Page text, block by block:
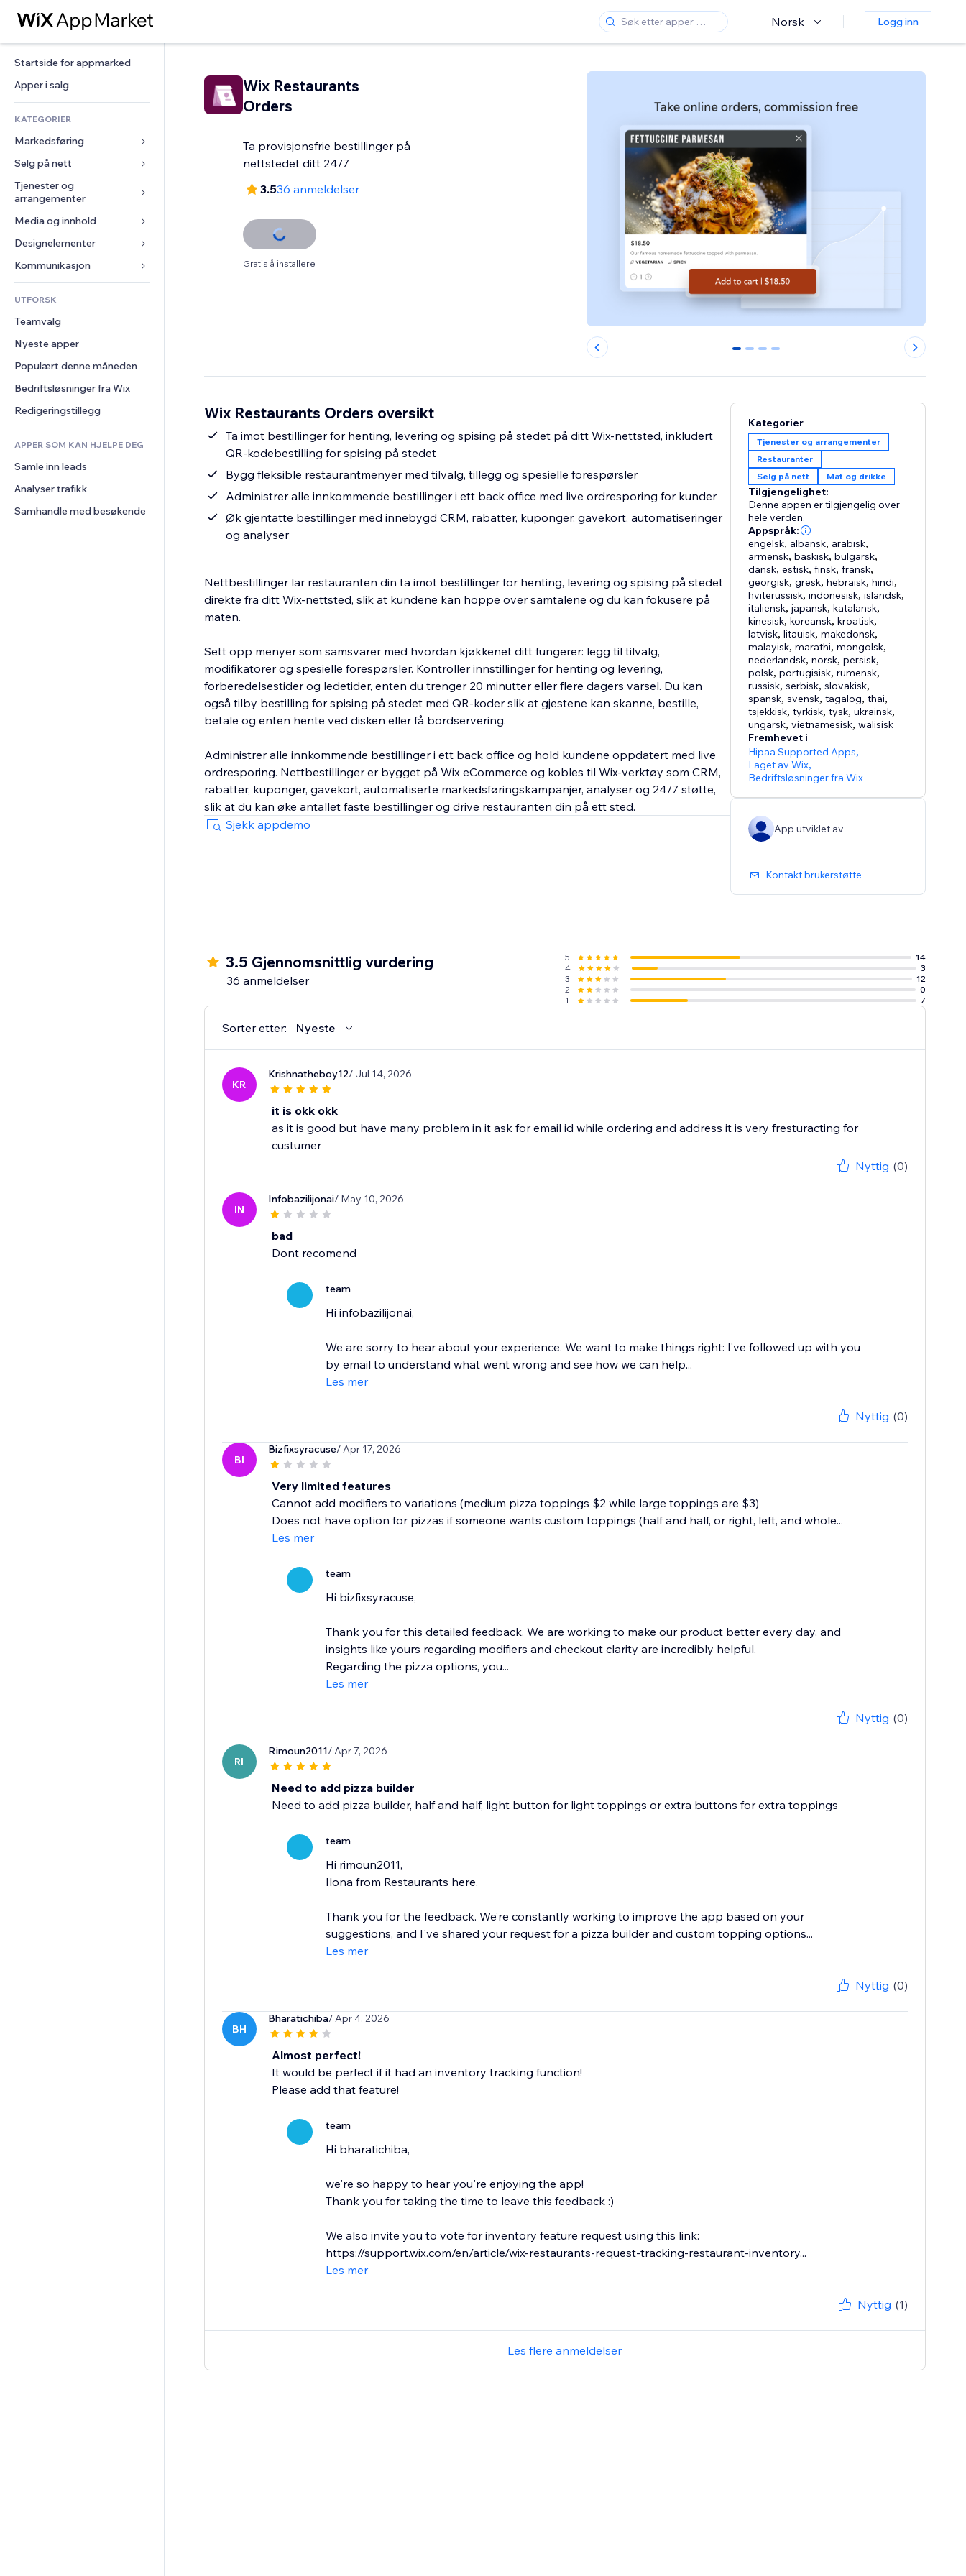
Norsk Logg inn
Startside for appmarked
Apper i salg
KATEGORIER
Markedsføring
Annonser
Mobil
Analyser
Sosiale medier
SEO
Engasjement
Nettstedsoppføringer
E-post
Konvertering
Selg på nett
Apper for butikker
Frakt og levering
Selg-knapper
Nettkurs
On-demand-utskrift
Regnskap
Kuponger og fordelsprogram
Lagerløsninger
Dropshipping
Priser og abonnement
Folkefinansiering
Mat og drikke
Tjenester og
arrangementer
Hoteller
Arrangementer
Restauranter
Eiendom
Bookinger
Media og innhold
Galleri
Musikk
Podkaster
Fotografi
Video
PDF
Fildeling
Nyheter
Designelementer
Kart og navigasjon
Personvern og sikkerhet
Klokke
Sidemaler
Bildeeffekter
Knapper og menyer
Bannere og merker
Kalkulatorer
Søk
Vær
Diagrammer og tabeller
Skjemaer
Avstemninger
Chat
Kommentarer
Telefon
Samfunn
Anmeldelser og
UTFORSK
Teamvalg
Nyeste apper
Populært denne måneden
Bedriftsløsninger fra Wix
Redigeringstillegg
APPER SOM KAN HJELPE DEG
Samle inn leads
Analyser trafikk
Samhandle med besøkende
Wix Restaurants
Orders
Ta provisjonsfrie bestillinger på
nettstedet ditt 24/7
3.536 anmeldelser
Gratis å installere
0 1 2 3
Wix Restaurants Orders oversikt
Ta imot bestillinger for henting, levering og spising på stedet på ditt Wix-nettsted, inkludert
QR-kodebestilling for spising på stedet
Bygg fleksible restaurantmenyer med tilvalg, tillegg og spesielle forespørsler
Administrer alle innkommende bestillinger i ett back office med live ordresporing for kunder
Øk gjentatte bestillinger med innebygd CRM, rabatter, kuponger, gavekort, automatiseringer
og analyser
Nettbestillinger lar restauranten din ta imot bestillinger for henting, levering og spising på stedet
direkte fra ditt Wix-nettsted, slik at kundene kan hoppe over samtalene og du kan fokusere på
maten.
Sett opp menyer som samsvarer med hvordan kjøkkenet ditt fungerer: legg til tilvalg,
modifikatorer og spesielle forespørsler. Kontroller innstillinger for henting og levering,
forberedelsestider og ledetider, enten du trenger 20 minutter eller flere dagers varsel. Du kan
også tilby bestilling for spising på stedet med QR-koder slik at gjestene kan skanne, bestille,
betale og enten hente ved disken eller få bordservering.
Administrer alle innkommende bestillinger i ett back office og hold kundene oppdatert med live
ordresporing. Nettbestillinger er bygget på Wix eCommerce og kobles til Wix-verktøy som CRM,
rabatter, kuponger, gavekort, automatiserte markedsføringskampanjer, analyser og 24/7 støtte,
slik at du kan øke antallet faste bestillinger og drive restauranten din på ett sted.
Sjekk appdemo
Kategorier
Tjenester og arrangementer
Restauranter
Selg på nett
Mat og drikke
Tilgjengelighet:
Denne appen er tilgjengelig over
hele verden.
Appspråk:
engelsk, albansk, arabisk,
armensk,baskisk,bulgarsk,
dansk,estisk,finsk,fransk,
georgisk,gresk,hebraisk,hindi,
hviterussisk,indonesisk,islandsk,
italiensk,japansk,katalansk,
kinesisk,koreansk,kroatisk,
latvisk,litauisk,makedonsk,
malayisk,marathi,mongolsk,
nederlandsk,norsk,persisk,
polsk,portugisisk,rumensk,
russisk,serbisk,slovakisk,
spansk,svensk,tagalog,thai,
tsjekkisk,tyrkisk,tysk,ukrainsk,
ungarsk,vietnamesisk,walisisk
Fremhevet i
Hipaa Supported Apps,
Laget av Wix,
Bedriftsløsninger fra Wix
App utviklet av
Kontakt brukerstøtte
3.5 Gjennomsnittlig vurdering
36 anmeldelser
5
14
4
3
3
12
2
0
1
7
Sorter etter: Nyeste
KR
Krishnatheboy12/ Jul 14, 2026
it is okk okk
as it is good but have many problem in it ask for email id while ordering and address it is very fresturacting for
custumer
Nyttig (0)
IN
Infobazilijonai/ May 10, 2026
bad
Dont recomend
team
Hi infobazilijonai,
We are sorry to hear about your experience. We want to make things right: I’ve followed up with you
by email to understand what went wrong and see how we can help...
Les mer
Nyttig (0)
BI
Bizfixsyracuse/ Apr 17, 2026
Very limited features
Cannot add modifiers to variations (medium pizza toppings $2 while large toppings are $3)
Does not have option for pizzas if someone wants custom toppings (half and half, or right, left, and whole...
Les mer
team
Hi bizfixsyracuse,
Thank you for this detailed feedback. We are working to make our product better every day, and
insights like yours regarding modifiers and checkout clarity are incredibly helpful.
Regarding the pizza options, you...
Les mer
Nyttig (0)
RI
Rimoun2011/ Apr 7, 2026
Need to add pizza builder
Need to add pizza builder, half and half, light button for light toppings or extra buttons for extra toppings
team
Hi rimoun2011,
Ilona from Restaurants here.
Thank you for the feedback. We’re constantly working to improve the app based on your
suggestions, and I've shared your request for a pizza builder and custom topping options...
Les mer
Nyttig (0)
BH
Bharatichiba/ Apr 4, 2026
Almost perfect!
It would be perfect if it had an inventory tracking function!
Please add that feature!
team
Hi bharatichiba,
we're so happy to hear you're enjoying the app!
Thank you for taking the time to leave this feedback :)
We also invite you to vote for inventory feature request using this link:
https://support.wix.com/en/article/wix-restaurants-request-tracking-restaurant-inventory...
Les mer
Nyttig (1)
Les flere anmeldelser